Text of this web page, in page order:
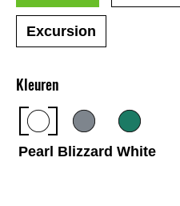
Kleuren
Pearl Blizzard White
Excursion